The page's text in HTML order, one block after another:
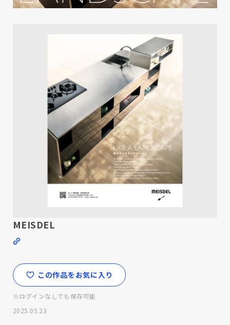
MEISDEL
この作品をお気に入り
※ログインなしでも保存可能
2025.05.23